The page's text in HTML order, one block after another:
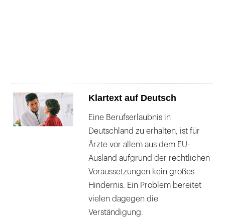
Klartext auf Deutsch
Eine Berufserlaubnis in
Deutschland zu erhalten, ist für
Ärzte vor allem aus dem EU-
Ausland aufgrund der rechtlichen
Voraussetzungen kein großes
Hindernis. Ein Problem bereitet
vielen dagegen die
Verständigung.